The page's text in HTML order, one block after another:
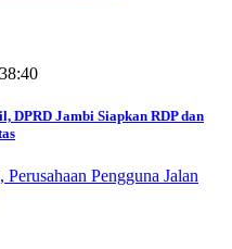
DPRD Jambi Siapkan RDP dan